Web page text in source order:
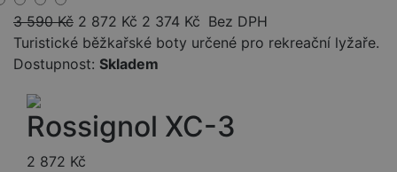
3 590Kč 2 872 Kč 2 374 Kč Bez DPH
Turistické běžkařské boty určené pro rekreační lyžaře.
Dostupnost: Skladem
Rossignol XC-3
2 872 Kč